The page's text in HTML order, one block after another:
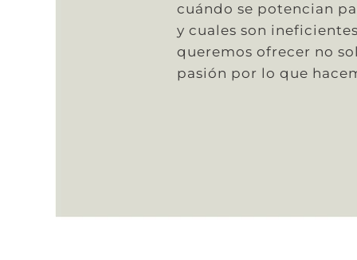
cuándo se potencian
y cuales son
queremos ofrecer no
pasión por lo que